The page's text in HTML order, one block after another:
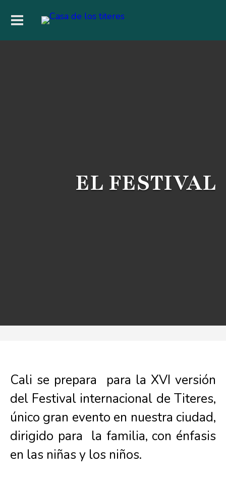
EL FESTIVAL
Cali se prepara para la XVI versión
del Festival internacional de Titeres,
único gran evento en nuestra ciudad,
dirigido para la familia, con énfasis
en las niñas y los niños.